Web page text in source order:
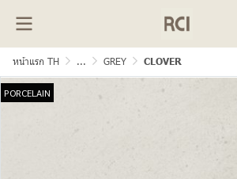
หน้าแรก TH ... GREY CLOVER
PORCELAIN